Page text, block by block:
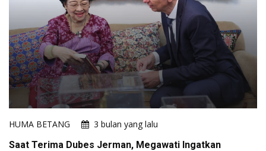
HUMA BETANG
3 bulan yang lalu
Saat Terima Dubes Jerman, Megawati Ingatkan